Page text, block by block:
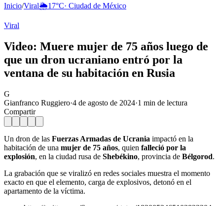
Inicio/Viral🌦️17°C· Ciudad de México
Viral
Video: Muere mujer de 75 años luego de
que un dron ucraniano entró por la
ventana de su habitación en Rusia
G
Gianfranco Ruggiero·4 de agosto de 2024·1 min de lectura
Compartir
Un dron de las Fuerzas Armadas de Ucrania impactó en la
habitación de una mujer de 75 años, quien falleció por la
explosión, en la ciudad rusa de Shebékino, provincia de Bélgorod.
La grabación que se viralizó en redes sociales muestra el momento
exacto en que el elemento, carga de explosivos, detonó en el
apartamento de la víctima.